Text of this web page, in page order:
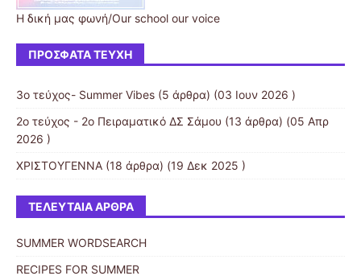
Η δική μας φωνή/Our school our voice
ΠΡΌΣΦΑΤΑ ΤΕΎΧΗ
3o τεύχος- Summer Vibes (5 άρθρα) (03 Ιουν 2026 )
2ο τεύχος - 2ο Πειραματικό ΔΣ Σάμου (13 άρθρα) (05 Απρ
2026 )
ΧΡΙΣΤΟΥΓΕΝΝΑ (18 άρθρα) (19 Δεκ 2025 )
ΤΕΛΕΥΤΑΊΑ ΆΡΘΡΑ
SUMMER WORDSEARCH
RECIPES FOR SUMMER